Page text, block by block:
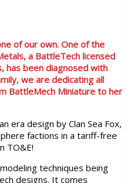
of our own. One of the
a BattleTech licensed
has been diagnosed with
we are dedicating all
BattleMech Miniature to her
era design by Clan Sea Fox,
factions in a tariff-free
TO&E!
techniques being
designs. It comes